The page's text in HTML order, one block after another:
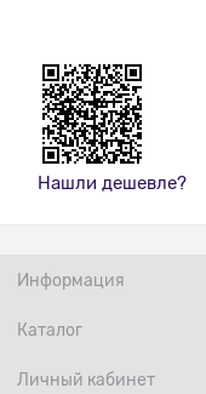
Нашли дешевле?
Информация
Каталог
Личный кабинет